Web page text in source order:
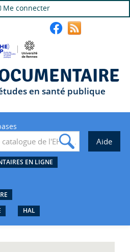
Me connecter
en santé publique
EN LIGNE
HAL